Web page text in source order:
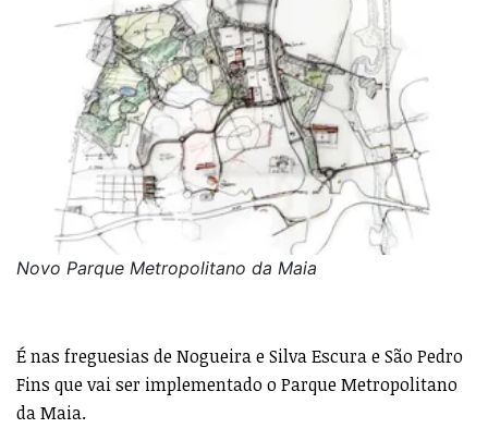
Novo Parque Metropolitano da Maia
É nas freguesias de Nogueira e Silva Escura e São Pedro
Fins que vai ser implementado o Parque Metropolitano
da Maia.